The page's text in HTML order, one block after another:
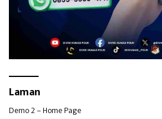
Laman
Demo 2 – Home Page